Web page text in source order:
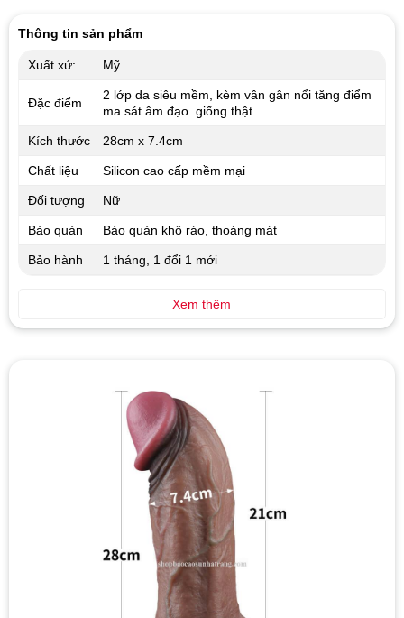
Thông tin sản phẩm
Xuất xứ: Mỹ
Đặc điểm
2 lớp da siêu mềm, kèm vân gân nổi tăng điểm
ma sát âm đạo. giống thật
Kích thước 28cm x 7.4cm
Chất liệu Silicon cao cấp mềm mại
Đối tượng Nữ
Bảo quản Bảo quản khô ráo, thoáng mát
Bảo hành 1 tháng, 1 đổi 1 mới
Xem thêm